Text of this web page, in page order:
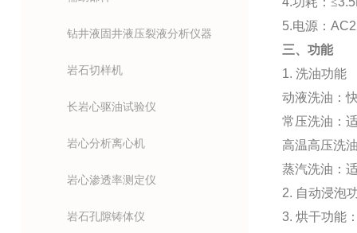
钻井液固井液压裂液分析仪器
岩石切样机
长岩心驱油试验仪
岩心分析离心机
岩心渗透率测定仪
岩石孔隙铸体仪
5.电源：
三、功能
1. 洗油功能
动液洗油：
常压洗油：
高温高压洗
蒸汽洗油：
2. 自动浸泡
3. 烘干功能